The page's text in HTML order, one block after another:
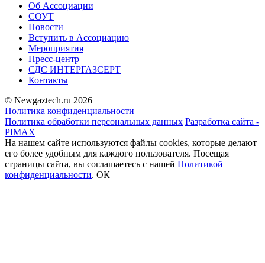
Об Ассоциации
СОУТ
Новости
Вступить в Ассоциацию
Мероприятия
Пресс-центр
СДС ИНТЕРГАЗСЕРТ
Контакты
© Newgaztech.ru 2026
Политика конфиденциальности
Политика обработки персональных данных Разработка сайта -
PIMAX
На нашем сайте используются файлы cookies, которые делают
его более удобным для каждого пользователя. Посещая
страницы сайта, вы соглашаетесь c нашей Политикой
конфиденциальности. ОК